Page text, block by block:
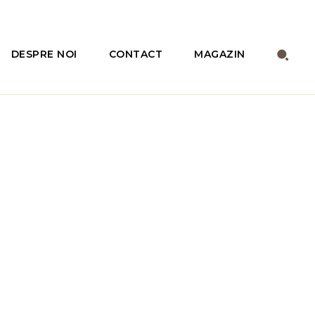
DESPRE NOI CONTACT MAGAZIN